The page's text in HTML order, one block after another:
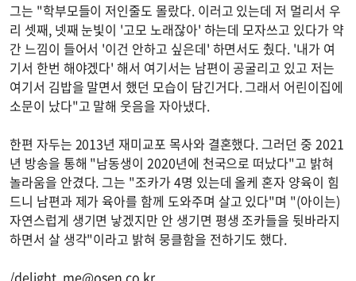
그는 "학부모들이 저인줄도 몰랐다. 이러고 있는데 저 멀리서 우
리 셋째, 넷째 눈빛이 '고모 노래잖아' 하는데 모자쓰고 있다가 약
간 느낌이 들어서 '이건 안하고 싶은데' 하면서도 췄다. '내가 여
기서 한번 해야겠다' 해서 여기서는 남편이 공굴리고 있고 저는
여기서 김밥을 말면서 했던 모습이 담긴거다. 그래서 어린이집에
소문이 났다"고 말해 웃음을 자아냈다.
한편 자두는 2013년 재미교포 목사와 결혼했다. 그러던 중 2021
년 방송을 통해 "남동생이 2020년에 천국으로 떠났다"고 밝혀
놀라움을 안겼다. 그는 "조카가 4명 있는데 올케 혼자 양육이 힘
드니 남편과 제가 육아를 함께 도와주며 살고 있다"며 "(아이는)
자연스럽게 생기면 낳겠지만 안 생기면 평생 조카들을 뒷바라지
하면서 살 생각"이라고 밝혀 뭉클함을 전하기도 했다.